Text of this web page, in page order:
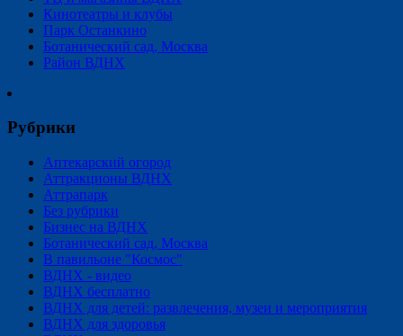
Кинотеатры и клубы
Парк Останкино
Ботанический сад, Москва
Район ВДНХ
Рубрики
Аптекарский огород
Аттракционы ВДНХ
Аттрапарк
Без рубрики
Бизнес на ВДНХ
Ботанический сад, Москва
В павильоне "Космос"
ВДНХ - видео
ВДНХ бесплатно
ВДНХ для детей: развлечения, музеи и мероприятия
ВДНХ для здоровья